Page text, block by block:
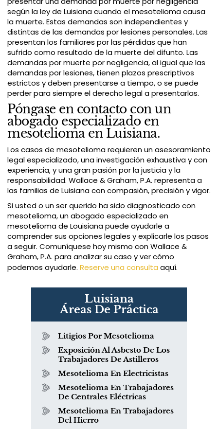
según la ley de Luisiana cuando el mesotelioma causa
la muerte. Estas demandas son independientes y
distintas de las demandas por lesiones personales. Las
presentan los familiares por las pérdidas que han
sufrido como resultado de la muerte del difunto. Las
demandas por muerte por negligencia, al igual que las
demandas por lesiones, tienen plazos prescriptivos
estrictos y deben presentarse a tiempo, o se puede
perder para siempre el derecho legal a presentarlas.
Póngase en contacto con un
abogado especializado en
mesotelioma en Luisiana.
Los casos de mesotelioma requieren un asesoramiento
legal especializado, una investigación exhaustiva y con
experiencia, y una gran pasión por la justicia y la
responsabilidad. Wallace & Graham, P.A. representa a
las familias de Luisiana con compasión, precisión y vigor.
Si usted o un ser querido ha sido diagnosticado con
mesotelioma, un abogado especializado en
mesotelioma de Louisiana puede ayudarle a
comprender sus opciones legales y explicarle los pasos
a seguir. Comuníquese hoy mismo con Wallace &
Graham, P.A. para analizar su caso y ver cómo
podemos ayudarle. Reserve una consulta aquí.
Luisiana
Áreas De Práctica
Litigios Por Mesotelioma
Exposición Al Asbesto De Los
Trabajadores De Astilleros
Mesotelioma En Electricistas
Mesotelioma En Trabajadores
De Centrales Eléctricas
Mesotelioma En Trabajadores
Del Hierro